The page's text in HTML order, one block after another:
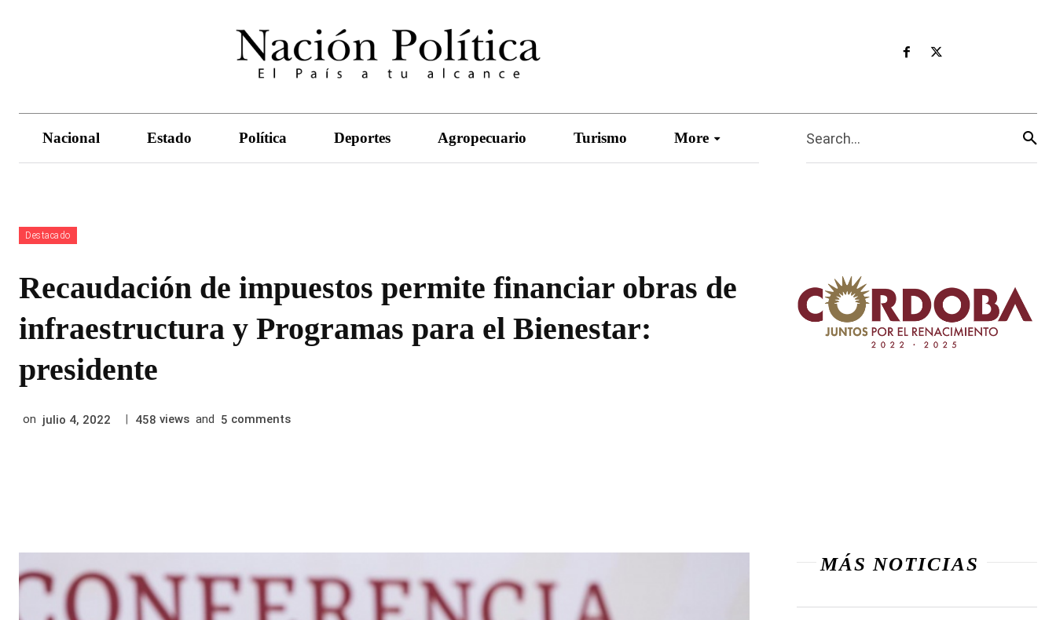
Nacional Estado Política Deportes Agropecuario Turismo More Search...
Destacado
Recaudación de impuestos permite financiar obras de
infraestructura y Programas para el Bienestar:
presidente
on julio 4, 2022 458 views and 5 comments
MÁS NOTICIAS